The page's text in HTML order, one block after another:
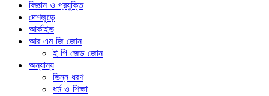
বিজ্ঞান ও প্রযুক্তি
দেশজুড়ে
আর্কাইভ
আর এম জি জোন
ই পি জেড জোন
অন্যান্য
ভিন্ন ধরণ
ধর্ম ও শিক্ষা